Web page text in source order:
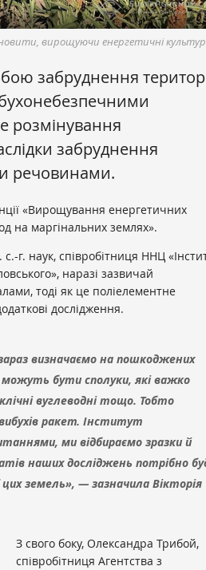
вирощуючи енергетичні
забруднення
розмінування
забруднення
речовинами.
«Вирощування енергетичних
на маргінальних землях».
г. наук, співробітниця ННЦ
наразі зазвичай
тоді як це поліелементне
дослідження.
визначаємо на пошкоджених
бути сполуки, які важко
вуглеводні тощо. Тобто
ракет. Інститут
ми відбираємо зразки й
наших досліджень потрібно
земель», — зазначила Вікторія
З свого боку, Олександра Трибой,
співробітниця Агентства з